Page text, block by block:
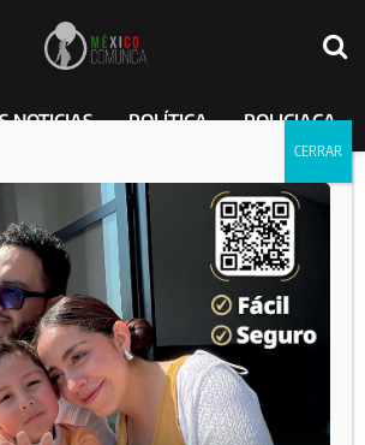
NOTICIAS POLÍTICA POLICIACA
años sorprende al
mamá
2025-04-13